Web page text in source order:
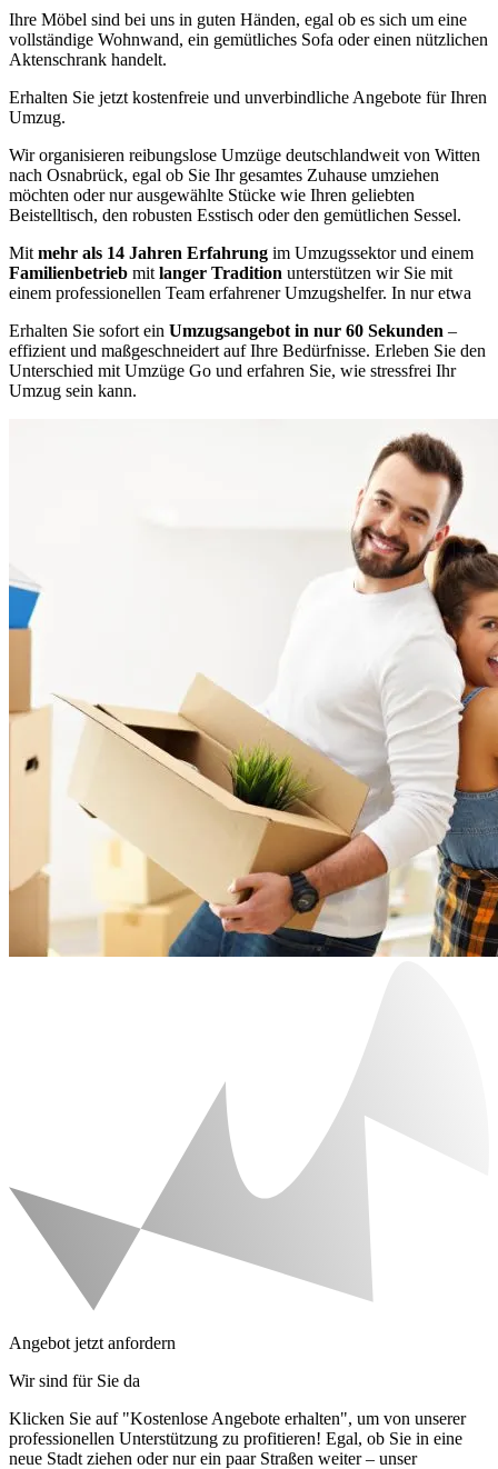
Ihre Möbel sind bei uns in guten Händen, egal ob es sich um eine
vollständige Wohnwand, ein gemütliches Sofa oder einen nützlichen
Aktenschrank handelt.
Erhalten Sie jetzt kostenfreie und unverbindliche Angebote für Ihren
Umzug.
Wir organisieren reibungslose Umzüge deutschlandweit von Witten
nach Osnabrück, egal ob Sie Ihr gesamtes Zuhause umziehen
möchten oder nur ausgewählte Stücke wie Ihren geliebten
Beistelltisch, den robusten Esstisch oder den gemütlichen Sessel.
Mit mehr als 14 Jahren Erfahrung im Umzugssektor und einem
Familienbetrieb mit langer Tradition unterstützen wir Sie mit
einem professionellen Team erfahrener Umzugshelfer. In nur etwa
Erhalten Sie sofort ein Umzugsangebot in nur 60 Sekunden –
effizient und maßgeschneidert auf Ihre Bedürfnisse. Erleben Sie den
Unterschied mit Umzüge Go und erfahren Sie, wie stressfrei Ihr
Umzug sein kann.
Angebot jetzt anfordern
Wir sind für Sie da
Klicken Sie auf "Kostenlose Angebote erhalten", um von unserer
professionellen Unterstützung zu profitieren! Egal, ob Sie in eine
neue Stadt ziehen oder nur ein paar Straßen weiter – unser